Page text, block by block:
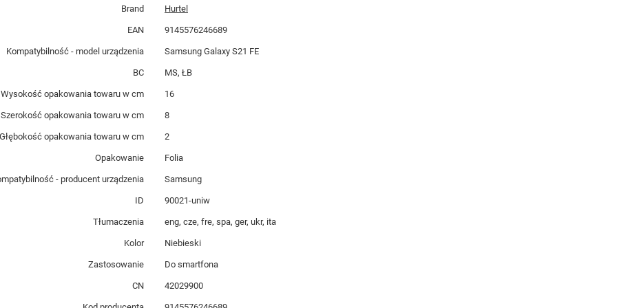
Brand Hurtel
EAN 9145576246689
Kompatybilność - model urządzenia Samsung Galaxy S21 FE
BC MS, ŁB
Wysokość opakowania towaru w cm 16
Szerokość opakowania towaru w cm 8
Głębokość opakowania towaru w cm 2
Opakowanie Folia
- producent urządzenia Samsung
ID 90021-uniw
Tłumaczenia eng, cze, fre, spa, ger, ukr, ita
Kolor Niebieski
Zastosowanie Do smartfona
CN 42029900